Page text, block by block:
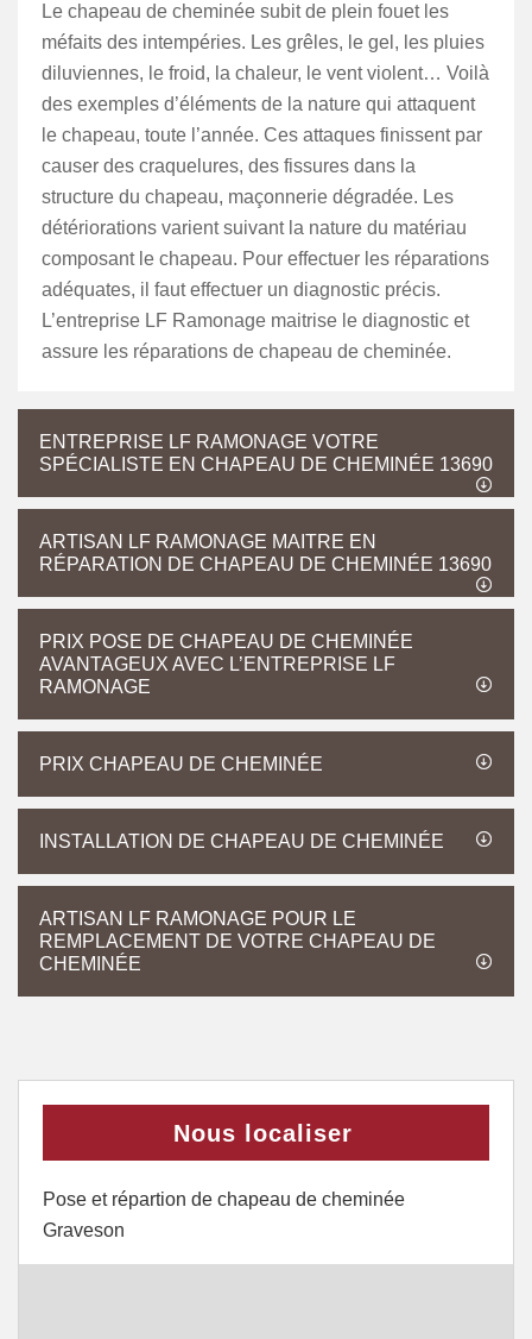
Le chapeau de cheminée subit de plein fouet les
méfaits des intempéries. Les grêles, le gel, les pluies
diluviennes, le froid, la chaleur, le vent violent… Voilà
des exemples d’éléments de la nature qui attaquent
le chapeau, toute l’année. Ces attaques finissent par
causer des craquelures, des fissures dans la
structure du chapeau, maçonnerie dégradée. Les
détériorations varient suivant la nature du matériau
composant le chapeau. Pour effectuer les réparations
adéquates, il faut effectuer un diagnostic précis.
L’entreprise LF Ramonage maitrise le diagnostic et
assure les réparations de chapeau de cheminée.
ENTREPRISE LF RAMONAGE VOTRE
SPÉCIALISTE EN CHAPEAU DE CHEMINÉE 13690
ARTISAN LF RAMONAGE MAITRE EN
RÉPARATION DE CHAPEAU DE CHEMINÉE 13690
PRIX POSE DE CHAPEAU DE CHEMINÉE
AVANTAGEUX AVEC L’ENTREPRISE LF
RAMONAGE
PRIX CHAPEAU DE CHEMINÉE
INSTALLATION DE CHAPEAU DE CHEMINÉE
ARTISAN LF RAMONAGE POUR LE
REMPLACEMENT DE VOTRE CHAPEAU DE
CHEMINÉE
Nous localiser
Pose et répartion de chapeau de cheminée
Graveson